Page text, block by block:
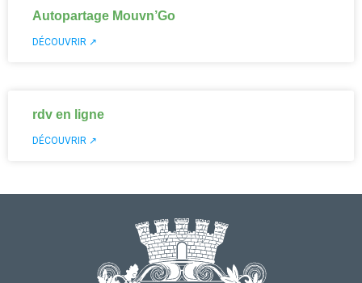
Autopartage Mouvn’Go
DÉCOUVRIR ↗
rdv en ligne
DÉCOUVRIR ↗